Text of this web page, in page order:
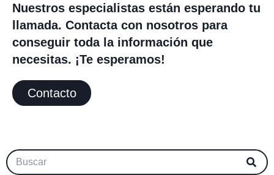
Nuestros especialistas están esperando tu
llamada. Contacta con nosotros para
conseguir toda la información que
necesitas. ¡Te esperamos!
Contacto